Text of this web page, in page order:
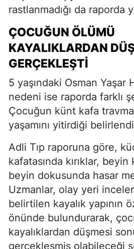
rastlanmadığı da raporda
ÇOCUĞUN ÖLÜMÜ
KAYALIKLARDAN
GERÇEKLEŞTI
5 yaşındaki Osman Yaşar
nedeni ise raporda farklı
Çocuğun künt kafa
yaşamını yitirdiği
Adli Tıp raporuna göre,
kafatasında kırıklar, beyin
beyin dokusunda hasar
Uzmanlar, olay yeri
belirtilen kayalık yapının
önünde bulundurarak,
kayalıklardan düşmesi
gerçekleşmiş olabileceği